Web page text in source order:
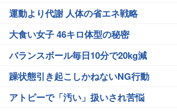
運動より代謝 人体の省エネ戦略
大食い女子 46キロ体型の秘密
バランスボール毎日10分で20kg減
躁状態引き起こしかねないNG行動
アトピーで「汚い」扱いされ苦悩